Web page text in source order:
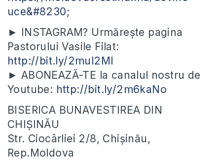
uce&#8230;
► INSTAGRAM? Urmărește pagina
Pastorului Vasile Filat:
http://bit.ly/2mul2Ml
► ABONEAZĂ-TE la canalul nostru de
Youtube: http://bit.ly/2m6kaNo
BISERICA BUNAVESTIREA DIN
CHIȘINĂU
Str. Ciocârliei 2/8, Chișinău,
Rep.Moldova